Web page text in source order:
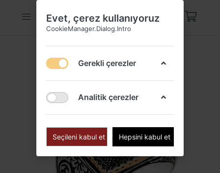
Evet, çerez kullanıyoruz
CookieManager.Dialog.Intro
Gerekli çerezler
Analitik çerezler
Seçileni kabul et Hepsini kabul et